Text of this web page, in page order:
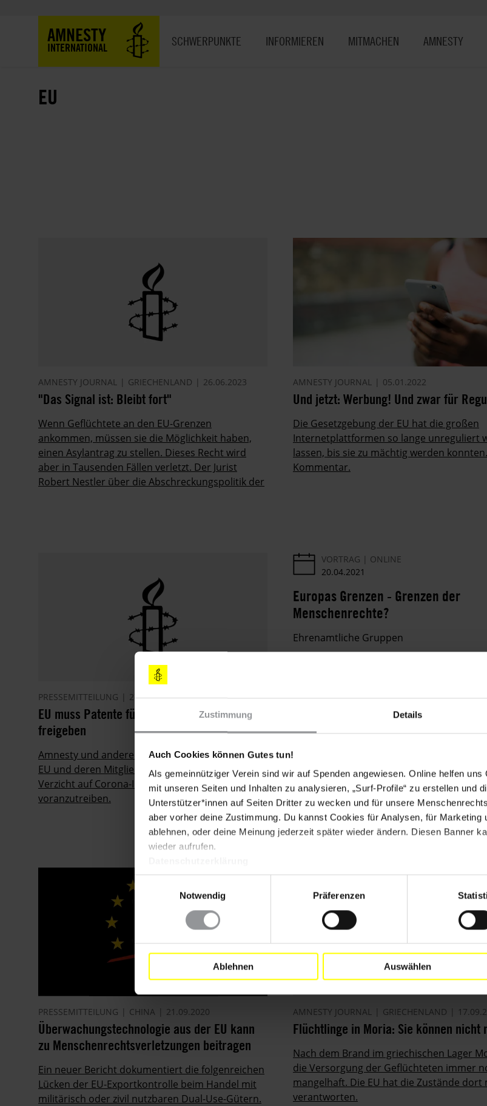
Zustimmung Details
Auch Cookies können Gutes tun!
Als gemeinnütziger Verein sind wir auf Spenden angewiesen. Online helfen
mit unseren Seiten und Inhalten zu analysieren, „Surf-Profile“ zu erstellen und
Unterstützer*innen auf Seiten Dritter zu wecken und für unsere
aber vorher deine Zustimmung. Du kannst Cookies für Analysen, für Marketing
ablehnen, oder deine Meinung jederzeit später wieder ändern. Diesen Banner
wieder aufrufen.
Einwilligungsauswahl
Notwendig
Präferenzen
Ablehnen Auswählen
AMNESTY
INTERNATIONAL SCHWERPUNKTE INFORMIEREN MITMACHEN AMNESTY
EU
AMNESTY JOURNAL GRIECHENLAND 26.06.2023
"Das Signal ist: Bleibt fort"
Wenn Geflüchtete an den EU-Grenzen
ankommen, müssen sie die Möglichkeit haben,
einen Asylantrag zu stellen. Dieses Recht wird
aber in Tausenden Fällen verletzt. Der Jurist
Robert Nestler über die Abschreckungspolitik der
AMNESTY JOURNAL 05.01.2022
Und jetzt: Werbung! Und zwar für
Die Gesetzgebung der EU hat die großen
Internetplattformen so lange unreguliert
lassen, bis sie zu mächtig werden
Kommentar.
PRESSEMITTEILUNG 27.04.2021
EU muss Patente für Corona-Impfstoffe
freigeben
Amnesty und anderen Organisationen fordern die
EU und deren Mitgliedsstaaten dazu auf, einen
Verzicht auf Corona-Impfstoff-Patente
voranzutreiben.
VORTRAG
ONLINE
20.04.2021
Europas Grenzen - Grenzen der
Menschenrechte?
Ehrenamtliche Gruppen
PRESSEMITTEILUNG CHINA 21.09.2020
Überwachungstechnologie aus der EU kann
zu Menschenrechtsverletzungen beitragen
Ein neuer Bericht dokumentiert die folgenreichen
Lücken der EU-Exportkontrolle beim Handel mit
militärisch oder zivil nutzbaren Dual-Use-Gütern.
AMNESTY JOURNAL GRIECHENLAND
Flüchtlinge in Moria: Sie können nicht
Nach dem Brand im griechischen Lager
die Versorgung der Geflüchteten immer
mangelhaft. Die EU hat die Zustände dort
verantworten.